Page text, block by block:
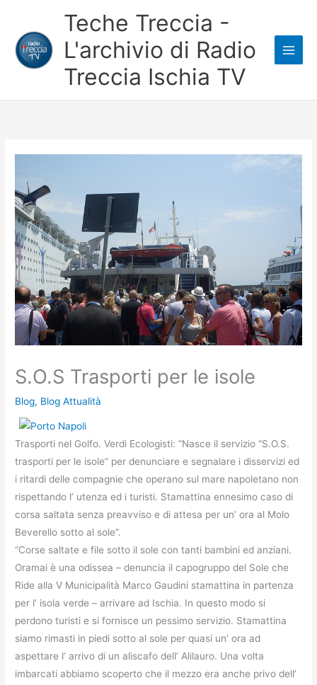
contenuto
Teche Treccia -
L'archivio di Radio
Treccia Ischia TV
S.O.S Trasporti per le isole
Blog, Blog Attualità
Trasporti nel Golfo. Verdi Ecologisti: “Nasce il servizio “S.O.S.
trasporti per le isole” per denunciare e segnalare i disservizi ed
i ritardi delle compagnie che operano sul mare napoletano non
rispettando l’ utenza ed i turisti. Stamattina ennesimo caso di
corsa saltata senza preavviso e di attesa per un’ ora al Molo
Beverello sotto al sole”.
“Corse saltate e file sotto il sole con tanti bambini ed anziani.
Oramai è una odissea – denuncia il capogruppo del Sole che
Ride alla V Municipalità Marco Gaudini stamattina in partenza
per l’ isola verde – arrivare ad Ischia. In questo modo si
perdono turisti e si fornisce un pessimo servizio. Stamattina
siamo rimasti in piedi sotto al sole per quasi un’ ora ad
aspettare l’ arrivo di un aliscafo dell’ Alilauro. Una volta
imbarcati abbiamo scoperto che il mezzo era anche privo dell’